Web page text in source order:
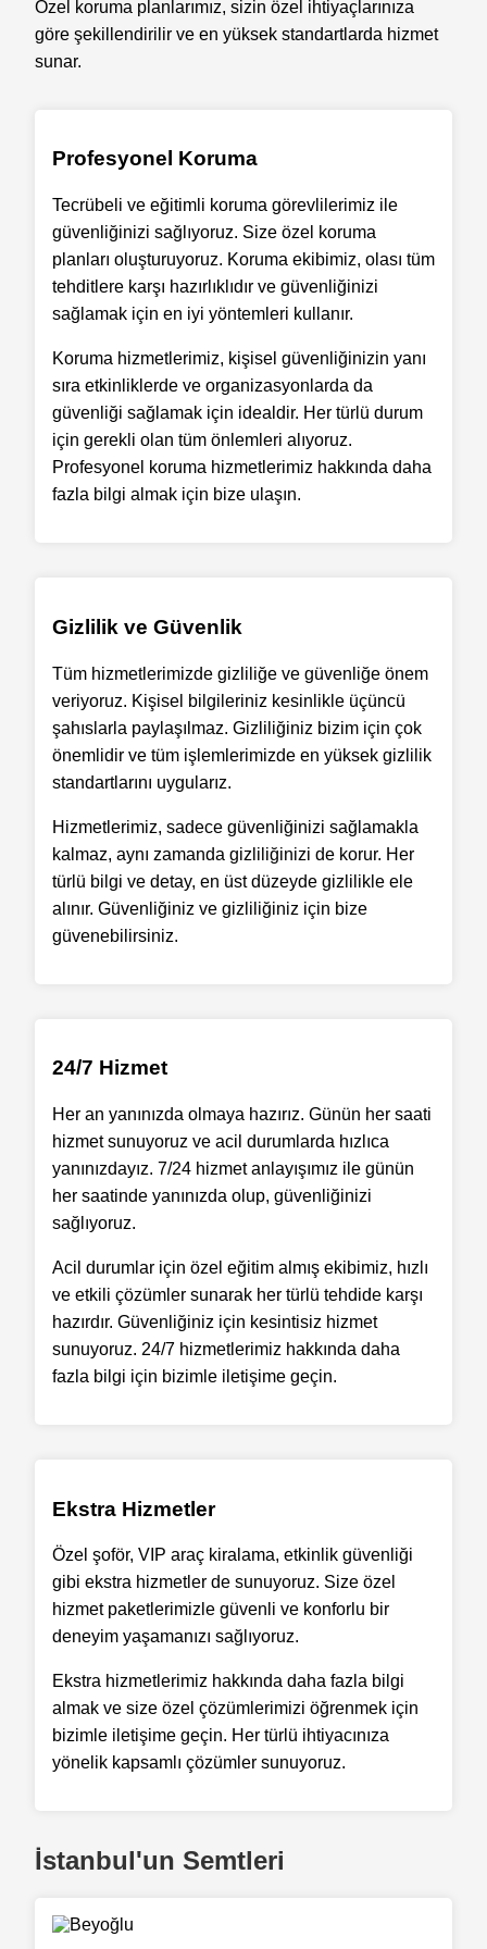
Özel koruma planlarımız, sizin özel ihtiyaçlarınıza
göre şekillendirilir ve en yüksek standartlarda hizmet
sunar.
Profesyonel Koruma
Tecrübeli ve eğitimli koruma görevlilerimiz ile
güvenliğinizi sağlıyoruz. Size özel koruma
planları oluşturuyoruz. Koruma ekibimiz, olası tüm
tehditlere karşı hazırlıklıdır ve güvenliğinizi
sağlamak için en iyi yöntemleri kullanır.
Koruma hizmetlerimiz, kişisel güvenliğinizin yanı
sıra etkinliklerde ve organizasyonlarda da
güvenliği sağlamak için idealdir. Her türlü durum
için gerekli olan tüm önlemleri alıyoruz.
Profesyonel koruma hizmetlerimiz hakkında daha
fazla bilgi almak için bize ulaşın.
Gizlilik ve Güvenlik
Tüm hizmetlerimizde gizliliğe ve güvenliğe önem
veriyoruz. Kişisel bilgileriniz kesinlikle üçüncü
şahıslarla paylaşılmaz. Gizliliğiniz bizim için çok
önemlidir ve tüm işlemlerimizde en yüksek gizlilik
standartlarını uygularız.
Hizmetlerimiz, sadece güvenliğinizi sağlamakla
kalmaz, aynı zamanda gizliliğinizi de korur. Her
türlü bilgi ve detay, en üst düzeyde gizlilikle ele
alınır. Güvenliğiniz ve gizliliğiniz için bize
güvenebilirsiniz.
24/7 Hizmet
Her an yanınızda olmaya hazırız. Günün her saati
hizmet sunuyoruz ve acil durumlarda hızlıca
yanınızdayız. 7/24 hizmet anlayışımız ile günün
her saatinde yanınızda olup, güvenliğinizi
sağlıyoruz.
Acil durumlar için özel eğitim almış ekibimiz, hızlı
ve etkili çözümler sunarak her türlü tehdide karşı
hazırdır. Güvenliğiniz için kesintisiz hizmet
sunuyoruz. 24/7 hizmetlerimiz hakkında daha
fazla bilgi için bizimle iletişime geçin.
Ekstra Hizmetler
Özel şoför, VIP araç kiralama, etkinlik güvenliği
gibi ekstra hizmetler de sunuyoruz. Size özel
hizmet paketlerimizle güvenli ve konforlu bir
deneyim yaşamanızı sağlıyoruz.
Ekstra hizmetlerimiz hakkında daha fazla bilgi
almak ve size özel çözümlerimizi öğrenmek için
bizimle iletişime geçin. Her türlü ihtiyacınıza
yönelik kapsamlı çözümler sunuyoruz.
İstanbul'un Semtleri